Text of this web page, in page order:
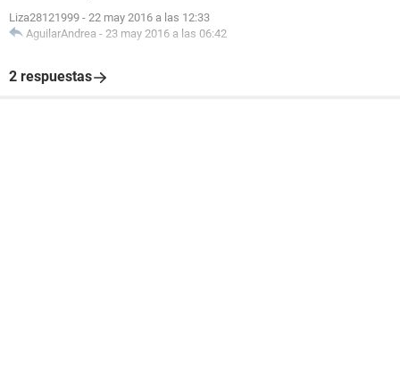
Liza28121999 - 22 may 2016 a las 12:33
AguilarAndrea - 23 may 2016 a las 06:42
2 respuestas